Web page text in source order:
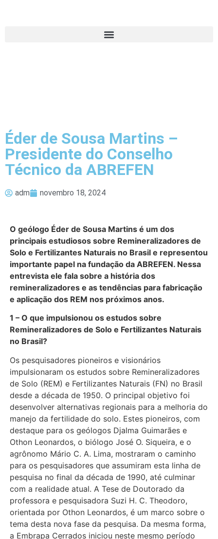
Éder de Sousa Martins –
Presidente do Conselho
Técnico da ABREFEN
adm novembro 18, 2024
O geólogo Éder de Sousa Martins é um dos
principais estudiosos sobre Remineralizadores de
Solo e Fertilizantes Naturais no Brasil e representou
importante papel na fundação da ABREFEN. Nessa
entrevista ele fala sobre a história dos
remineralizadores e as tendências para fabricação
e aplicação dos REM nos próximos anos.
1 – O que impulsionou os estudos sobre
Remineralizadores de Solo e Fertilizantes Naturais
no Brasil?
Os pesquisadores pioneiros e visionários
impulsionaram os estudos sobre Remineralizadores
de Solo (REM) e Fertilizantes Naturais (FN) no Brasil
desde a década de 1950. O principal objetivo foi
desenvolver alternativas regionais para a melhoria do
manejo da fertilidade do solo. Estes pioneiros, com
destaque para os geólogos Djalma Guimarães e
Othon Leonardos, o biólogo José O. Siqueira, e o
agrônomo Mário C. A. Lima, mostraram o caminho
para os pesquisadores que assumiram esta linha de
pesquisa no final da década de 1990, até culminar
com a realidade atual. A Tese de Doutorado da
professora e pesquisadora Suzi H. C. Theodoro,
orientada por Othon Leonardos, é um marco sobre o
tema desta nova fase da pesquisa. Da mesma forma,
a Embrapa Cerrados iniciou neste mesmo período